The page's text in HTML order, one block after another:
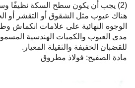
(2) يجب أن يكون سطح السكة نظيفًا
هناك عيوب مثل الشقوق أو التقشر أو
الوجوه النهائية على علامات انكماش
مدى العيوب والكميات الهندسية
للقضبان الخفيفة والثقيلة المعيار.
مادة الصفيح: فولاذ مطروق